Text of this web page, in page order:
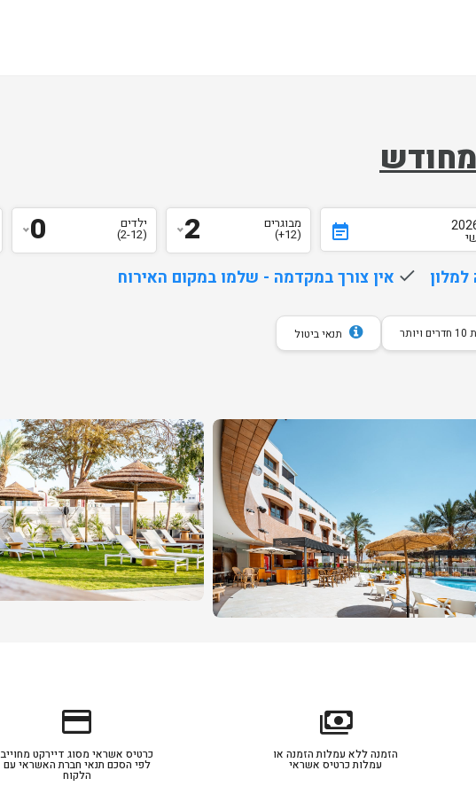
event_note מבוגרים
(12+)
2 ילדים
(2-12)
0
done אין צורך במקדמה - שלמו במקום האירוח
תנאי ביטול
payments
הזמנה ללא עמלות הזמנה או
עמלות כרטיס אשראי
credit_card
כרטיס אשראי מסוג דיירקט מחוייב
לפי הסכם תנאי חברת האשראי עם
הלקוח